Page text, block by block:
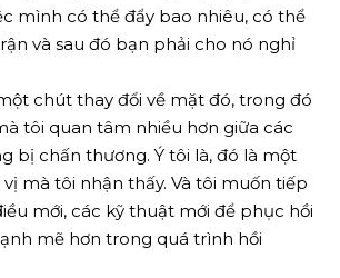
mình có thể đẩy bao nhiêu, có thể
và sau đó bạn phải cho nó nghỉ
chút thay đổi về mặt đó, trong đó
tôi quan tâm nhiều hơn giữa các
bị chấn thương. Ý tôi là, đó là một
mà tôi nhận thấy. Và tôi muốn tiếp
mới, các kỹ thuật mới để phục hồi
mẽ hơn trong quá trình hồi